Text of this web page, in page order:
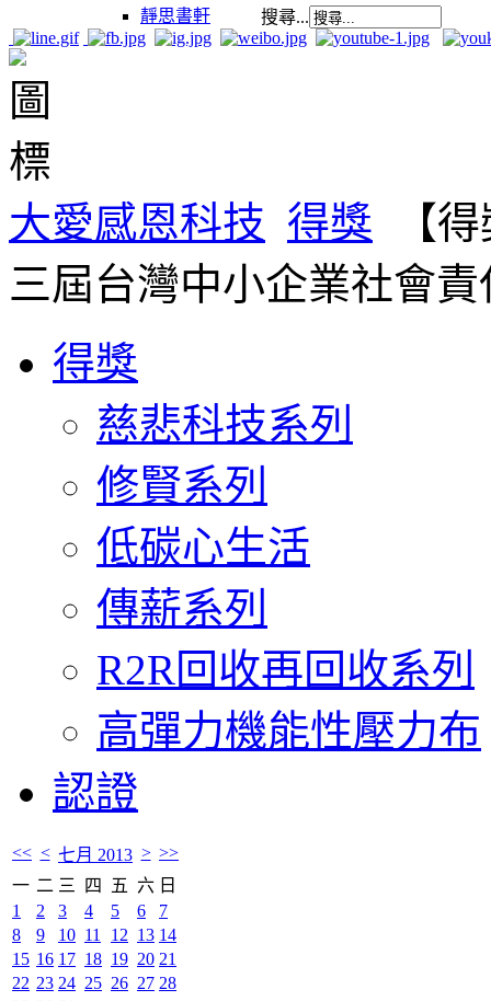
靜思書軒
搜尋...
大愛感恩科技 得獎
【
三屆台灣中小企業社會責
得獎
慈悲科技系列
修賢系列
低碳心生活
傳薪系列
R2R回收再回收系列
高彈力機能性壓力布
認證
<< < 七月 2013 > >>
一 二 三 四 五 六 日
1
2 3 4 5 6
7
8
9 10 11 12 13 14
15 16 17 18 19 20 21
22 23 24 25 26 27 28